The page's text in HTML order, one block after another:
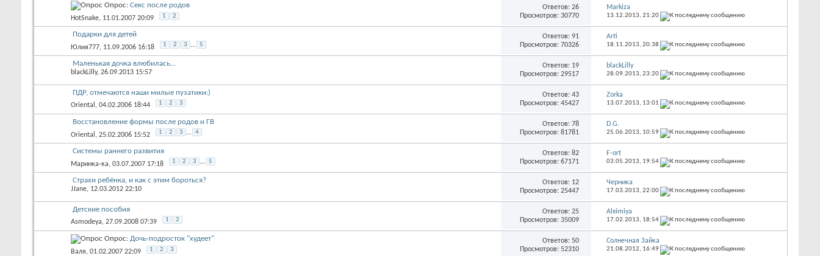
Опрос: Секс после родов
HotSnake, 11.01.2007 20:09 1 2
Ответов: 26
Просмотров: 30770
Markiza
13.12.2013, 21:20
Подарки для детей
Юлия777, 11.09.2006 16:18 1 2 3 ... 5
Ответов: 91
Просмотров: 70326
Arti
18.11.2013, 20:38
Маленькая дочка влюбилась...
blackLilly, 26.09.2013 15:57
Ответов: 19
Просмотров: 29517
blackLilly
28.09.2013, 23:20
ПДР, отмечаются наши милые пузатики:)
Oriental , 04.02.2006 18:44 1 2 3
Ответов: 43
Просмотров: 45427
Zorka
13.07.2013, 13:01
Восстановление формы после родов и ГВ
Oriental , 25.02.2006 15:52 1 2 3 ... 4
Ответов: 78
Просмотров: 81781
D.G.
25.06.2013, 10:59
Системы раннего развития
Маринка-ка, 03.07.2007 17:18 1 2 3 ... 5
Ответов: 82
Просмотров: 67171
F-ort
03.05.2013, 19:54
Страхи ребёнка, и как с этим бороться?
JJane, 12.03.2012 22:10
Ответов: 12
Просмотров: 25447
Черника
17.03.2013, 22:00
Детские пособия
Asmodeya, 27.09.2008 07:39 1 2
Ответов: 25
Просмотров: 35009
Alximiya
17.02.2013, 18:54
Опрос: Дочь-подросток "худеет"
Валя, 01.02.2007 22:09 1 2 3
Ответов: 50
Просмотров: 52310
Солнечная Зайка
21.08.2012, 16:49